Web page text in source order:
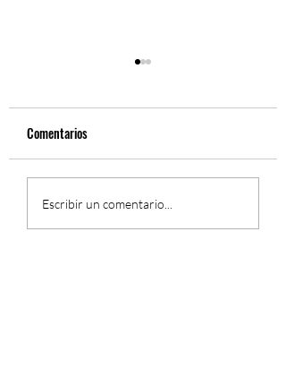
El Concierto Sinfónico de
Comentarios
Escribir un comentario...